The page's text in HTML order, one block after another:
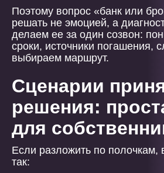
Поэтому вопрос «банк или
решать не эмоцией, а
делаем ее за один созвон:
сроки, источники погашения,
выбираем маршрут.
Сценарии
решения:
для
Если разложить по полочкам,
так: